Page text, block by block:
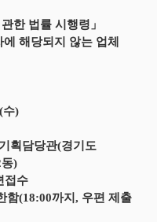
한 법률 시행령」
해당되지 않는 업체
수)
획담당관(경기도
)
접수
함(18:00까지, 우편 제출